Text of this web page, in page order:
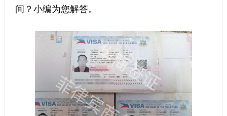
间？小编为您解答。